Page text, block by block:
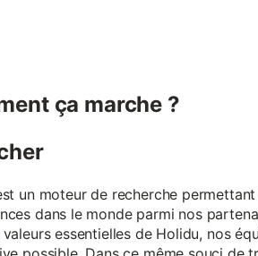
ça marche ?
un moteur de recherche
dans le monde parmi nos
valeurs essentielles de Holidu, nos